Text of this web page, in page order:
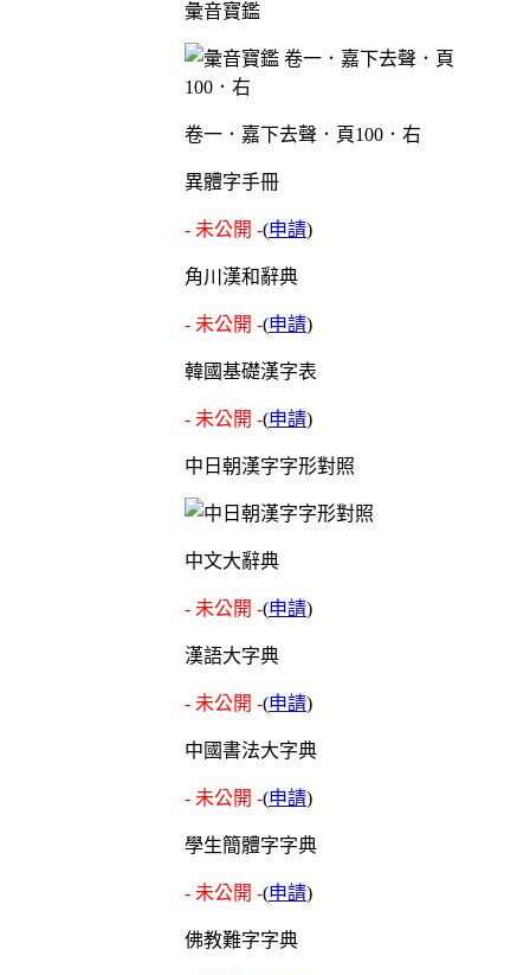
彙音寶鑑
卷一．嘉下去聲．頁100．右
異體字手冊
- 未公開 -(申請)
角川漢和辭典
- 未公開 -(申請)
韓國基礎漢字表
- 未公開 -(申請)
中日朝漢字字形對照
中文大辭典
- 未公開 -(申請)
漢語大字典
- 未公開 -(申請)
中國書法大字典
- 未公開 -(申請)
學生簡體字字典
- 未公開 -(申請)
佛教難字字典